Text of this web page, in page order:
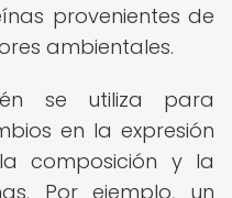
provenientes de
ambientales.
se utiliza para
en la expresión
composición y la
Por ejemplo, un